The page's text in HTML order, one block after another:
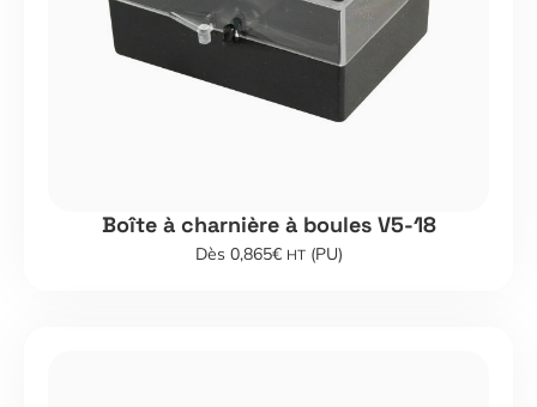
Boîte à charnière à boules V5-18
Dès 0,865€ HT(PU)